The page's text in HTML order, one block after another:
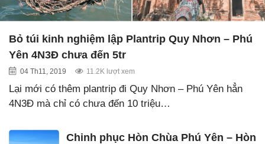
Bỏ túi kinh nghiệm lập Plantrip Quy Nhơn – Phú
Yên 4N3Đ chưa đến 5tr
04 Th11, 2019 11.2K lượt xem
Lại mới có thêm plantrip đi Quy Nhơn – Phú Yên hẳn
4N3Đ mà chỉ có chưa đến 10 triệu…
Chinh phục Hòn Chùa Phú Yên – Hòn